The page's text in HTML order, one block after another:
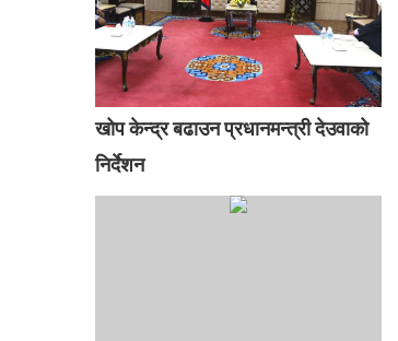
खोप केन्द्र बढाउन प्रधानमन्त्री देउवाको
निर्देशन